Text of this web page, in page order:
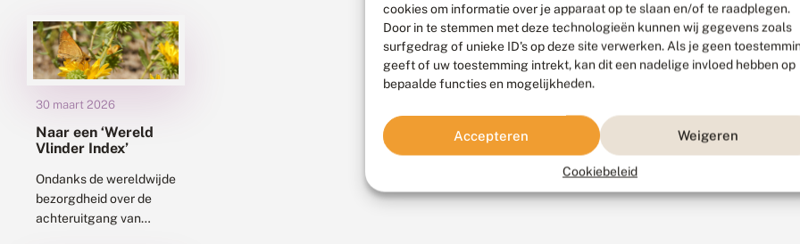
cookies om informatie over je apparaat op te slaan en/of te raadplegen.
Door in te stemmen met deze technologieën kunnen wij gegevens zoals
surfgedrag of unieke ID's op deze site verwerken. Als je geen
geeft of uw toestemming intrekt, kan dit een nadelige invloed hebben op
bepaalde functies en mogelijkheden.
Accepteren Weigeren
Cookiebeleid
per 1 april 2026
benoemd tot
buitengewoon
hoogleraar Resilience of
Insect Populations...
30 maart 2026
Naar een ‘Wereld
Vlinder Index’
Ondanks de wereldwijde
bezorgdheid over de
achteruitgang van